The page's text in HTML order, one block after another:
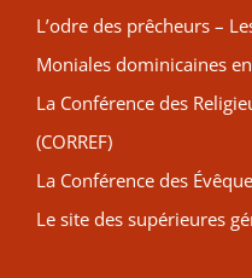
L’odre des prêcheurs –
Moniales dominicaines
La Conférence des
(CORREF)
La Conférence des
Le site des supérieures